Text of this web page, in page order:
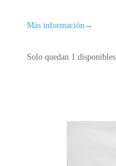
Más información→
Solo quedan 1 disponibles